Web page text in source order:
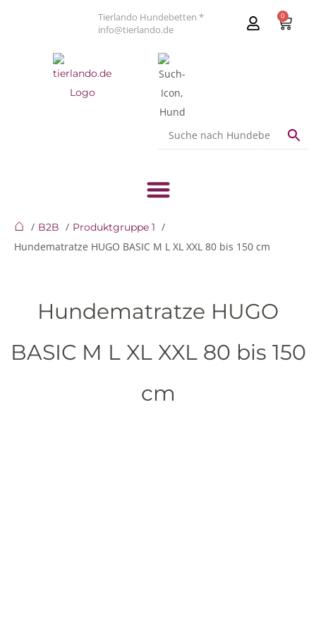
Tierlando Hundebetten *
info@tierlando.de
0
⌂ B2B Produktgruppe 1
Hundematratze HUGO BASIC M L XL XXL 80 bis 150 cm
Hundematratze HUGO
BASIC M L XL XXL 80 bis 150
cm